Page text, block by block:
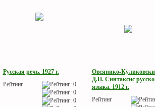
Русская речь. 1927 г.
Рейтинг
Овсянико-
Д.Н. Синтаксис
языка. 1912 г.
Рейтинг